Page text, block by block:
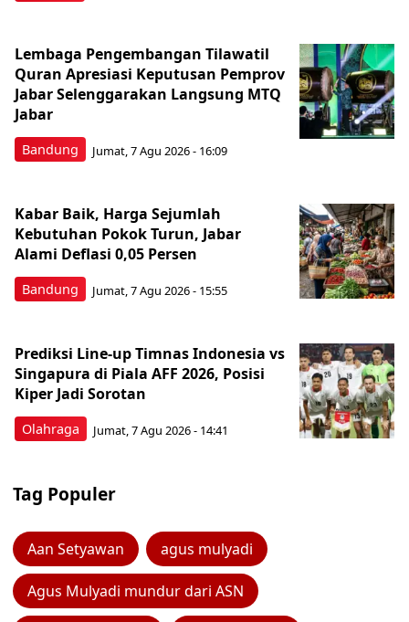
Bandung
Lembaga Pengembangan Tilawatil
Quran Apresiasi Keputusan Pemprov
Jabar Selenggarakan Langsung MTQ
Jabar
Jumat, 7 Agu 2026 - 16:09
Bandung
Kabar Baik, Harga Sejumlah
Kebutuhan Pokok Turun, Jabar
Alami Deflasi 0,05 Persen
Jumat, 7 Agu 2026 - 15:55
Olahraga
Prediksi Line-up Timnas Indonesia vs
Singapura di Piala AFF 2026, Posisi
Kiper Jadi Sorotan
Jumat, 7 Agu 2026 - 14:41
Tag Populer
Aan Setyawan agus mulyadi
Agus Mulyadi mundur dari ASN